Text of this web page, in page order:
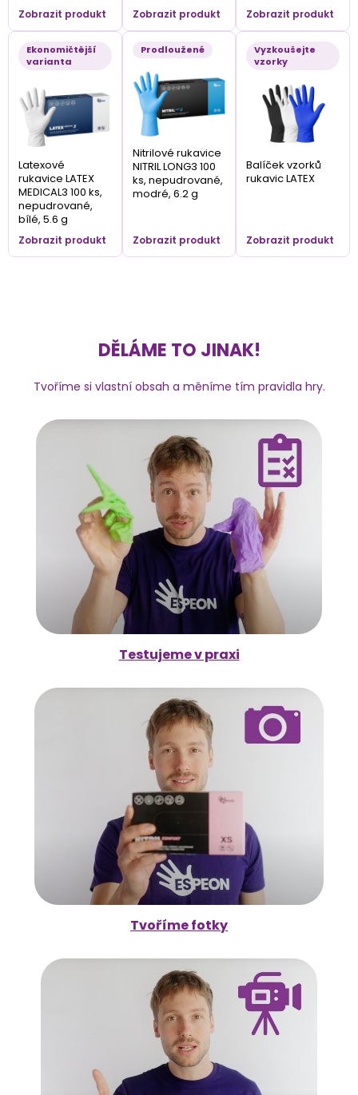
Zobrazit produkt Zobrazit produkt Zobrazit produkt
Ekonomičtější
varianta
Latexové
rukavice LATEX
MEDICAL3 100 ks,
nepudrované,
bílé, 5.6 g
Zobrazit produkt
Prodloužené
Nitrilové rukavice
NITRIL LONG3 100
ks, nepudrované,
modré, 6.2 g
Zobrazit produkt
Vyzkoušejte
vzorky
Balíček vzorků
rukavic LATEX
Zobrazit produkt
DĚLÁME TO JINAK!
Tvoříme si vlastní obsah a měníme tím pravidla hry.
Testujeme v praxi
Tvoříme fotky